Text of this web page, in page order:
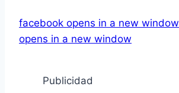
facebook opens in a new window
opens in a new window
Publicidad